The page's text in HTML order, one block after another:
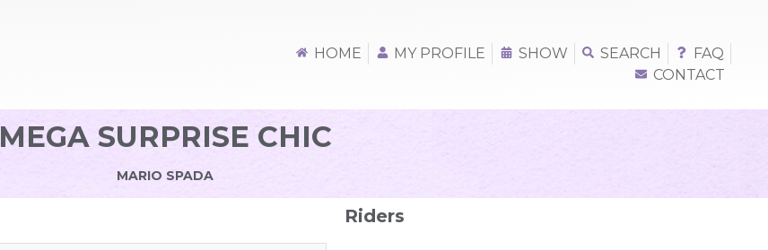
HOME MY PROFILE SHOW SEARCH
FAQ
CONTACT
MEGA SURPRISE CHIC
MARIO SPADA
Riders